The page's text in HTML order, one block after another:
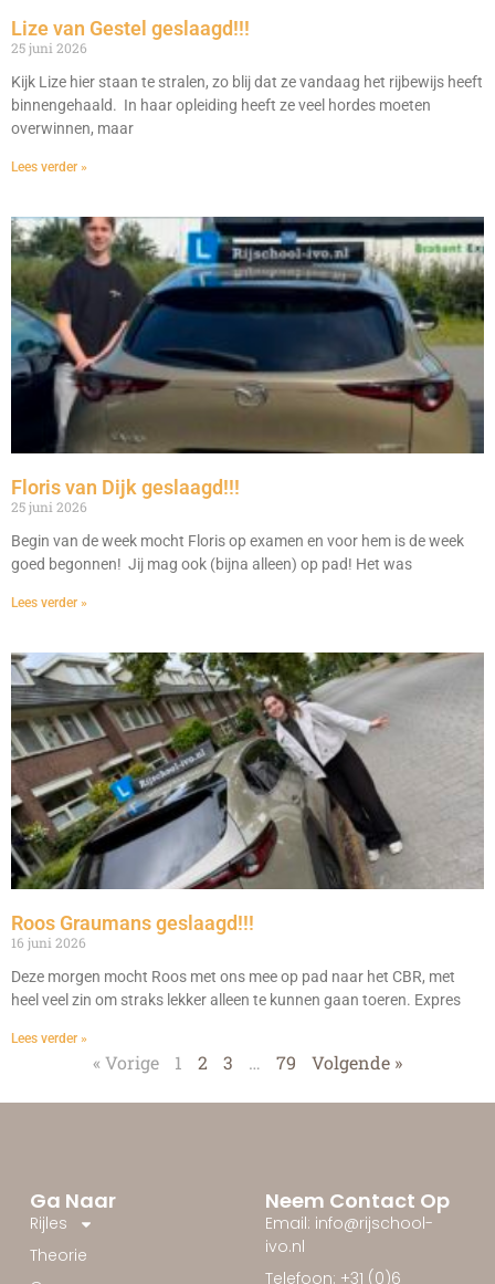
Lize van Gestel geslaagd!!!
25 juni 2026
Kijk Lize hier staan te stralen, zo blij dat ze vandaag het rijbewijs heeft
binnengehaald. In haar opleiding heeft ze veel hordes moeten
overwinnen, maar
Lees verder »
Floris van Dijk geslaagd!!!
25 juni 2026
Begin van de week mocht Floris op examen en voor hem is de week
goed begonnen! Jij mag ook (bijna alleen) op pad! Het was
Lees verder »
Roos Graumans geslaagd!!!
16 juni 2026
Deze morgen mocht Roos met ons mee op pad naar het CBR, met
heel veel zin om straks lekker alleen te kunnen gaan toeren. Expres
Lees verder »
« Vorige 1 2 3 … 79 Volgende »
Ga Naar
Rijles
Theorie
Neem Contact Op
Email: info@rijschool-
ivo.nl
Telefoon: +31 (0)6